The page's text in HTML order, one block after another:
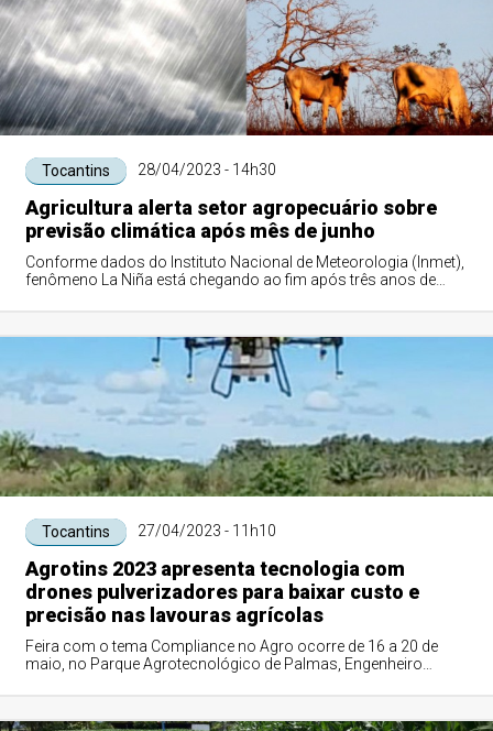
Tocantins 28/04/2023 - 14h30
Agricultura alerta setor agropecuário sobre
previsão climática após mês de junho
Conforme dados do Instituto Nacional de Meteorologia (Inmet),
fenômeno La Niña está chegando ao fim após três anos de
Tocantins 27/04/2023 - 11h10
Agrotins 2023 apresenta tecnologia com
drones pulverizadores para baixar custo e
precisão nas lavouras agrícolas
Feira com o tema Compliance no Agro ocorre de 16 a 20 de
maio, no Parque Agrotecnológico de Palmas, Engenheiro